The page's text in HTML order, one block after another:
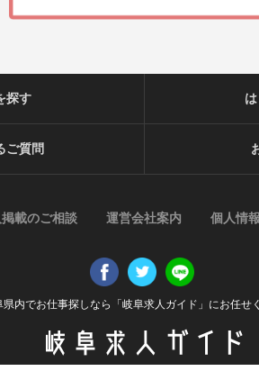
県内でお仕事探しなら「岐阜求人ガイド」にお任せ
探す
ご質問
載のご相談 運営会社案内 個人情